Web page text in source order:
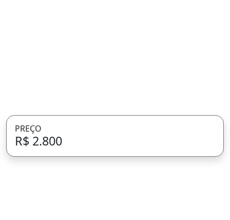
PREÇO
R$ 2.800